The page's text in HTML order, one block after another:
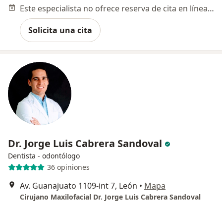
Este especialista no ofrece reserva de cita en línea en esta dirección.
Solicita una cita
Dr. Jorge Luis Cabrera Sandoval
Dentista - odontólogo
36 opiniones
Av. Guanajuato 1109-int 7, León • Mapa
Cirujano Maxilofacial Dr. Jorge Luis Cabrera Sandoval